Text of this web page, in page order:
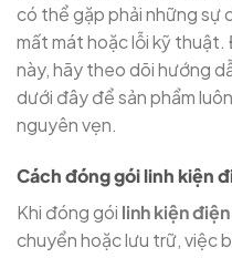
có thể gặp phải những sự
mất mát hoặc lỗi kỹ
này, hãy theo dõi hướng
dưới đây để sản phẩm
nguyên vẹn.
Cách đóng gói linh kiện
Khi đóng gói linh kiện
chuyển hoặc lưu trữ, việc